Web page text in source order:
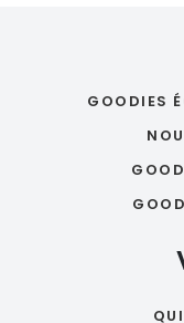
GOODIES